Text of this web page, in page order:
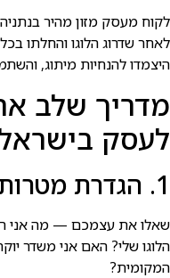
לאחר שדרוג הלוגו והחלתו
היצמדו להנחיות מיתוג,
מדריך שלב
לעסק בישראל
1. הגדרת מטרות ויעדים
שאלו את עצמכם — מה אני
הלוגו שלי? האם אני משדר
המקומית?